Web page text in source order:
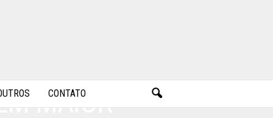
CONTATO
MAIOR